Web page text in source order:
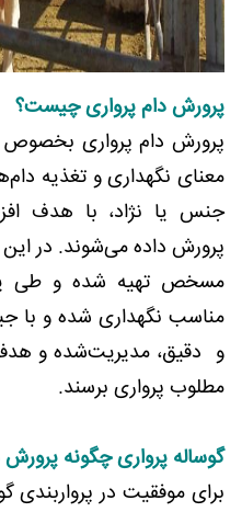
پرورش دام پرواری چیست؟
پرورش دام پرواری بخصوص
معنای نگهداری و تغذیه
جنس یا نژاد، با هدف
پرورش داده می‌شوند. در
مسخص تهیه شده و طی
مناسب نگهداری شده و با
و دقیق، مدیریت‌شده و
مطلوب پرواری برسند.
گوساله پرواری چگونه
برای موفقیت در پرواربندی